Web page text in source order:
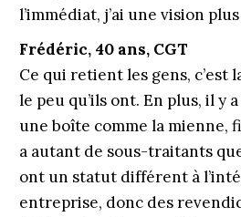
l’immédiat, j’ai une vision
Frédéric, 40 ans, CGT
Ce qui retient les gens, c’est
le peu qu’ils ont. En plus, il y
une boîte comme la mienne,
a autant de sous-traitants
ont un statut différent à
entreprise, donc des